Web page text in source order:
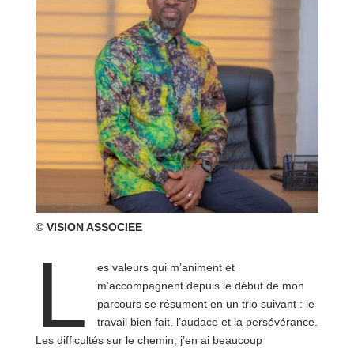
© VISION ASSOCIEE
L
es valeurs qui m’animent et
m’accompagnent depuis le début de mon
parcours se résument en un trio suivant : le
travail bien fait, l’audace et la persévérance.
Les difficultés sur le chemin, j’en ai beaucoup